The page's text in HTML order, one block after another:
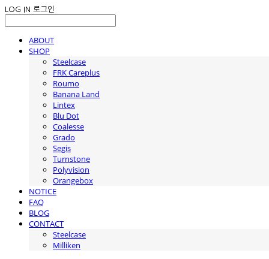
LOG IN 로그인
ABOUT
SHOP
Steelcase
FRK Careplus
Roumo
Banana Land
Lintex
Blu Dot
Coalesse
Grado
Segis
Turnstone
Polyvision
Orangebox
NOTICE
FAQ
BLOG
CONTACT
Steelcase
Milliken